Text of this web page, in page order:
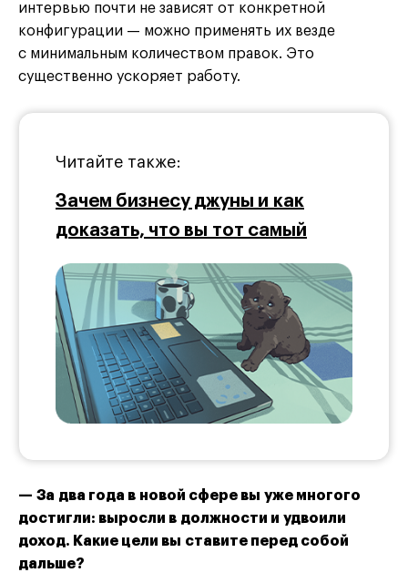
интервью почти не зависят от конкретной
конфигурации — можно применять их везде
с минимальным количеством правок. Это
существенно ускоряет работу.
Читайте также:
Зачем бизнесу джуны и как
доказать, что вы тот самый
— За два года в новой сфере вы уже многого
достигли: выросли в должности и удвоили
доход. Какие цели вы ставите перед собой
дальше?